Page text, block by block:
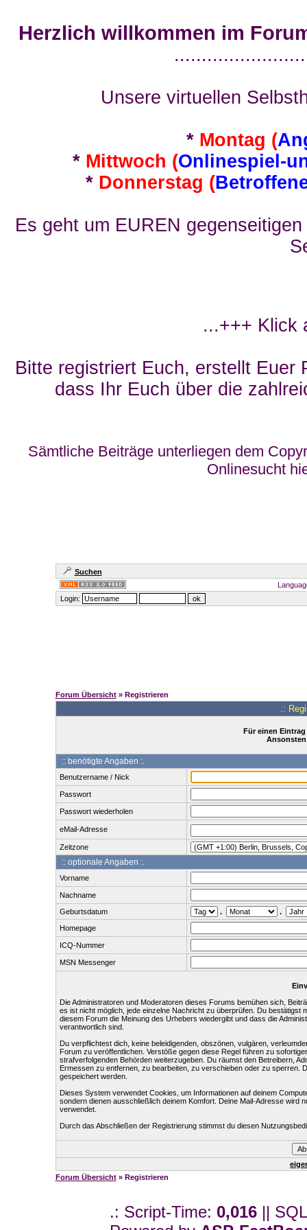
Herzlich willkommen im
Unsere virtuellen
* Montag (
* Mittwoch (Onlinespiel-
* Donnerstag (
Es geht um EUREN
...+++ Klick
Bitte registriert Euch, erstellt Euer
dass Ihr Euch über die
Sämtliche Beiträge unterliegen dem
Onlinesucht
Suchen
Login:
Forum Übersicht» Registrieren
.:
Für einen
:: benötigte Angaben :.
Benutzername / Nick
Passwort
Passwort wiederholen
eMail-Adresse
Zeitzone
:: optionale Angaben :.
Vorname
Nachname
Geburtsdatum
.
.
Homepage
ICQ-Nummer
MSN Messenger
Die Administratoren und Moderatoren dieses Forums bemühen sich,
es ist nicht möglich, jede einzelne Nachricht zu überprüfen. Du
diesem Forum die Meinung des Urhebers wiedergibt und dass die
verantwortlich sind.
Du verpflichtest dich, keine beleidigenden, obszönen, vulgären,
Forum zu veröffentlichen. Verstöße gegen diese Regel führen zu
strafverfolgenden Behörden weiterzugeben. Du räumst den Betreibern,
Ermessen zu entfernen, zu bearbeiten, zu verschieben oder zu sperren.
gespeichert werden.
Dieses System verwendet Cookies, um Informationen auf deinem
sondern dienen ausschließlich deinem Komfort. Deine Mail-Adresse wird
verwendet.
Durch das Abschließen der Registrierung stimmst du diesen
Forum Übersicht» Registrieren
.: Script-Time: 0,016||